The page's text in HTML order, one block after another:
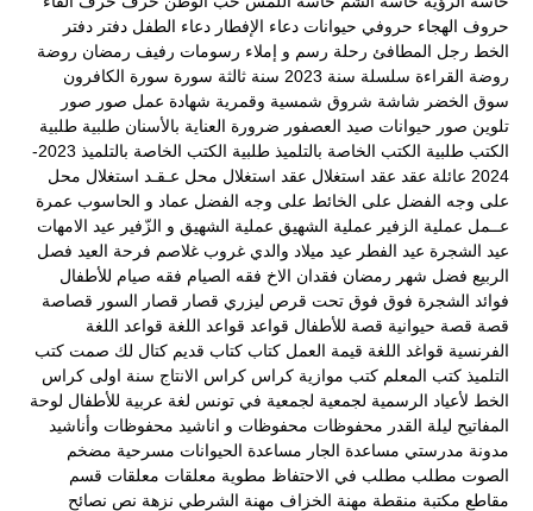
حروف الهجاء حروفي حيوانات دعاء الإفطار دعاء الطفل دفتر دفتر
الخط رجل المطافئ رحلة رسم و إملاء رسومات رفيف رمضان روضة
روضة القراءة سلسلة سنة 2023 سنة ثالثة سورة سورة الكافرون
سوق الخضر شاشة شروق شمسية وقمرية شهادة عمل صور صور
تلوين صور حيوانات صيد العصفور ضرورة العناية بالأسنان طلبية طلبية
الكتب طلبية الكتب الخاصة بالتلميذ
طلبية الكتب الخاصة بالتلميذ 2023-
2024 عائلة عقد عقد استغلال عقد استغلال محل عـقـد استغلال محل
على وجه الفضل على الخائط على وجه الفضل عماد و الحاسوب عمرة
عــمل عملية الزفير عملية الشهيق عملية الشهيق و الزّفير عيد الامهات
عيد الشجرة عيد الفطر عيد ميلاد والدي غروب غلاصم فرحة العيد فصل
الربيع فضل شهر رمضان فقدان الاخ فقه الصيام فقه صيام للأطفال
فوائد الشجرة فوق فوق تحت قرص ليزري قصار قصار السور قصاصة
قصة قصة حيوانية قصة للأطفال قواعد قواعد اللغة قواعد اللغة
الفرنسية قواغد اللغة قيمة العمل كتاب كتاب قديم كتال لك صمت كتب
التلميذ كتب المعلم كتب موازية كراس كراس الانتاج سنة اولى كراس
الخط لأعياد الرسمية لجمعية لجمعية في تونس لغة عربية للأطفال لوحة
المفاتيح ليلة القدر محفوظات محفوظات و اناشيد محفوظات وأناشيد
مدونة مدرستي مساعدة الجار مساعدة الحيوانات مسرحية مضخم
الصوت مطلب مطلب في الاحتفاظ مطوية معلقات معلقات قسم
مقاطع مكتبة منقطة مهنة الخزاف مهنة الشرطي نزهة نص نصائح